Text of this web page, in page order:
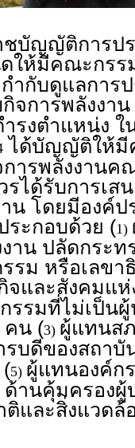
ญญัติการปร
ให้มีคณะกรร
ำกับดูแลการ
จการพลังงา
ำรงตำแหน่ง
ได้บัญญัติให้มี
การพลังงาน
ได้รับการเส
น โดยมีองค์
ระกอบด้วย (1)
าน ปลัดกระท
รม หรือเลข
จและสังคมแ
รรมที่ไม่เป็นผู้
คน (3) ผู้แทนส
บดีของสถาบั
5) ผู้แทนองค์ก
ด้านคุ้มครอง
และสิ่งแวดล้